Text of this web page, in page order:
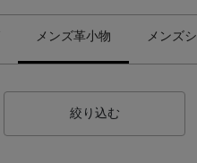
メンズ革小物 メンズ
絞り込む